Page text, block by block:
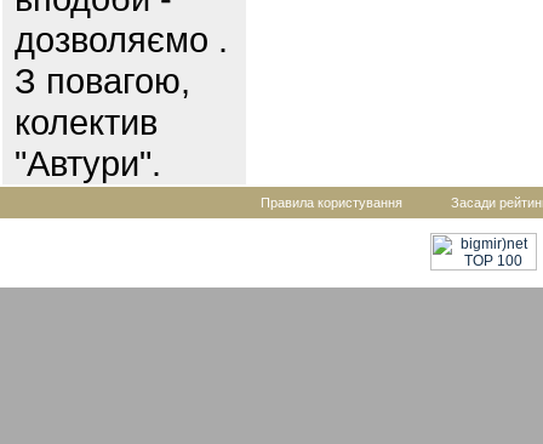
дозволяємо .
З повагою,
колектив
"Автури".
Правила користування Засади